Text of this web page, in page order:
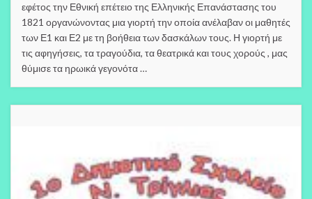
εφέτος την Εθνική επέτειο της Ελληνικής Επανάστασης του
1821 οργανώνοντας μια γιορτή την οποία ανέλαβαν οι μαθητές
των Ε1 και Ε2 με τη βοήθεια των δασκάλων τους. Η γιορτή με
τις αφηγήσεις, τα τραγούδια, τα θεατρικά και τους χορούς , μας
θύμισε τα ηρωικά γεγονότα …